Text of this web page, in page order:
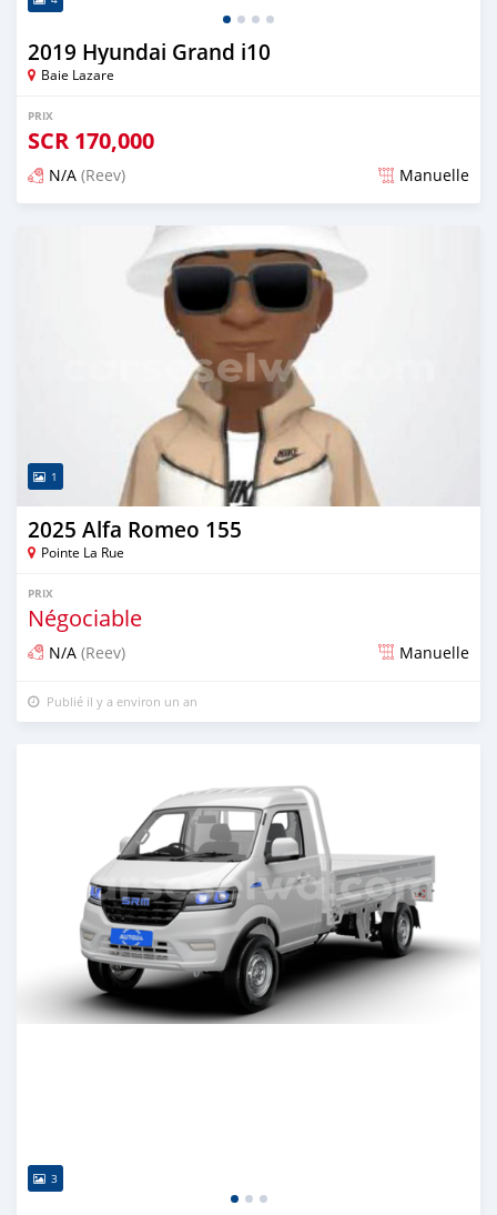
2019 Hyundai Grand i10
Baie Lazare
PRIX
SCR 170,000
N/A (Reev) Manuelle
Publié il y a 12 mois
1
2025 Alfa Romeo 155
Pointe La Rue
PRIX
Négociable
N/A (Reev) Manuelle
Publié il y a environ un an
3